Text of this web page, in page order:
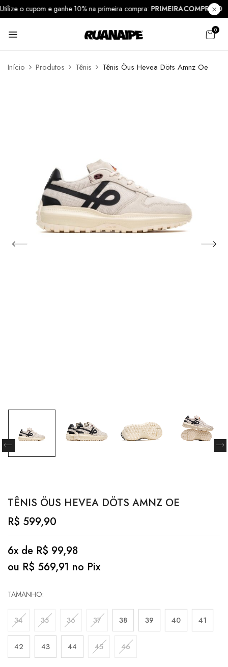
Utilize o cupom e ganhe 10% na primeira compra:PRIMEIRACOMPRA10
0
Início Produtos Tênis Tênis Öus Hevea Döts Amnz Oe
TÊNIS ÖUS HEVEA DÖTS AMNZ OE
R$ 599,90
6x de R$ 99,98
ou R$ 569,91 no Pix
TAMANHO
34 35 36 37 38 39 40 41
42 43 44 45 46